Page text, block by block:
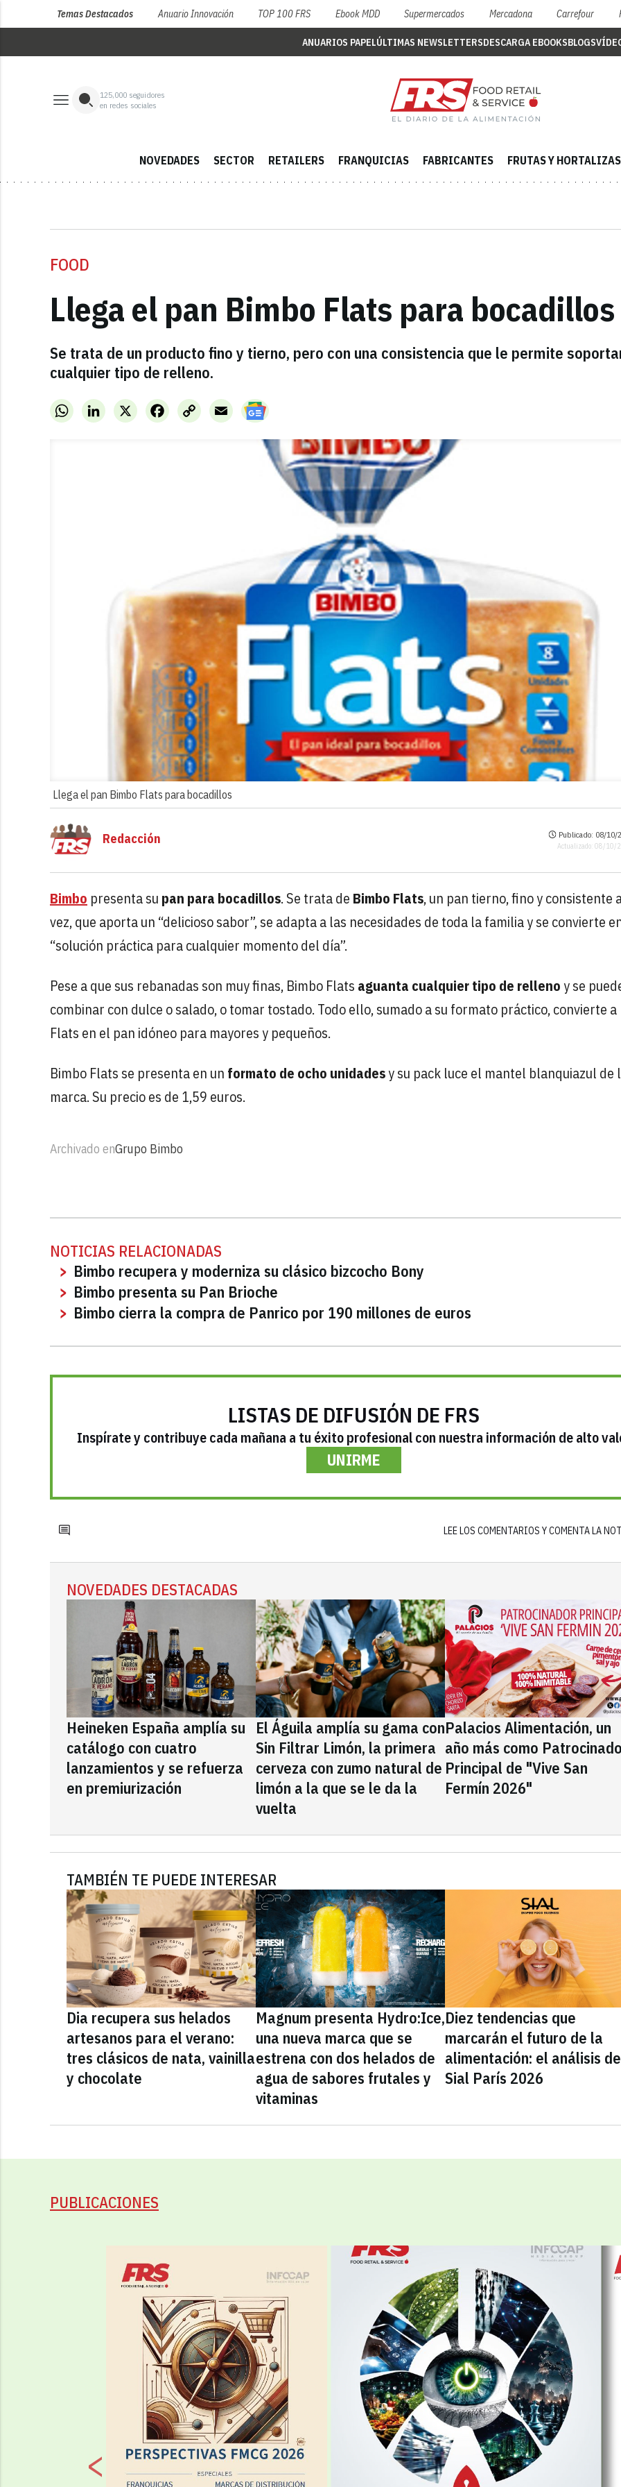
Temas Destacados Anuario Innovación TOP 100 FRS Ebook MDD Supermercados Mercadona Carrefour
ANUARIOS PAPELÚLTIMAS NEWSLETTERSDESCARGA EBOOKSBLOGS
125,000 seguidores
en redes sociales
NOVEDADES SECTOR RETAILERS FRANQUICIAS FABRICANTES FRUTAS Y HORTALIZAS
FOOD
Llega el pan Bimbo Flats para bocadillos
Se trata de un producto fino y tierno, pero con una consistencia que le permite
cualquier tipo de relleno.
WhatsAppLinkedInX FacebookCopy
Link
Email
Llega el pan Bimbo Flats para bocadillos
Redacción Publicado: 08/10/
Actualizado: 08/10/
Bimbo presenta su pan para bocadillos. Se trata de Bimbo Flats, un pan tierno, fino y consistente
vez, que aporta un “delicioso sabor”, se adapta a las necesidades de toda la familia y se convierte
“solución práctica para cualquier momento del día”.
Pese a que sus rebanadas son muy finas, Bimbo Flats aguanta cualquier tipo de rellenoy se
combinar con dulce o salado, o tomar tostado. Todo ello, sumado a su formato práctico, convierte a
Flats en el pan idóneo para mayores y pequeños.
Bimbo Flats se presenta en un formato de ocho unidadesy su pack luce el mantel blanquiazul de
marca. Su precio es de 1,59 euros.
Archivado enGrupo Bimbo
NOTICIAS RELACIONADAS
Bimbo recupera y moderniza su clásico bizcocho Bony
Bimbo presenta su Pan Brioche
Bimbo cierra la compra de Panrico por 190 millones de euros
LISTAS DE DIFUSIÓN DE FRS
Inspírate y contribuye cada mañana a tu éxito profesional con nuestra información de alto
UNIRME
LEE LOS COMENTARIOS Y COMENTA LA
NOVEDADES DESTACADAS
Heineken España amplía su
catálogo con cuatro
lanzamientos y se refuerza
en premiurización
El Águila amplía su gama con
Sin Filtrar Limón, la primera
cerveza con zumo natural de
limón a la que se le da la
vuelta
Palacios Alimentación, un
año más como
Principal de "Vive San
Fermín 2026"
TAMBIÉN TE PUEDE INTERESAR
Dia recupera sus helados
artesanos para el verano:
tres clásicos de nata, vainilla
y chocolate
Magnum presenta Hydro:Ice,
una nueva marca que se
estrena con dos helados de
agua de sabores frutales y
vitaminas
Diez tendencias que
marcarán el futuro de la
alimentación: el análisis de
Sial París 2026
PUBLICACIONES